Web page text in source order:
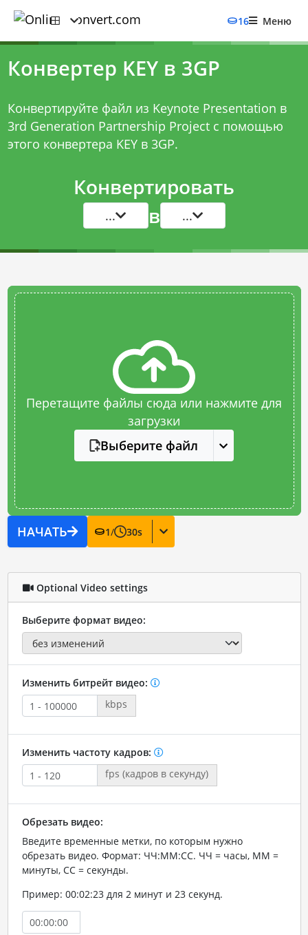
16 Меню
Конвертер KEY в 3GP
Конвертируйте файл из Keynote Presentation в
3rd Generation Partnership Project с помощью
этого конвертера KEY в 3GP.
Конвертировать
... в ...
Перетащите файлы сюда или нажмите для
загрузки
Выберите файл
НАЧАТЬ 1/ 30s
Optional Video settings
Выберите формат видео:
Изменить битрейт видео:
kbps
Изменить частоту кадров:
fps (кадров в секунду)
Обрезать видео:
Введите временные метки, по которым нужно
обрезать видео. Формат: ЧЧ:ММ:СС. ЧЧ = часы, ММ =
минуты, СС = секунды.
Пример: 00:02:23 для 2 минут и 23 секунд.